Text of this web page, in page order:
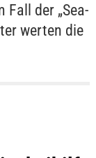
der „Sea-
werten die